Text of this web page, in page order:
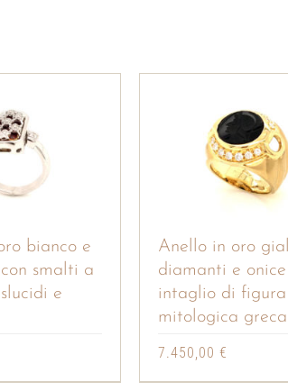
bianco e
smalti a
e
Anello in oro
diamanti e onice
intaglio di figura
mitologica greca
7.450,00€